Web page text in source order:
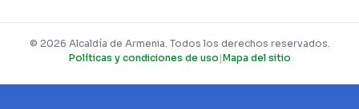
© 2026 Alcaldía de Armenia. Todos los derechos reservados.
Políticas y condiciones de uso |Mapa del sitio